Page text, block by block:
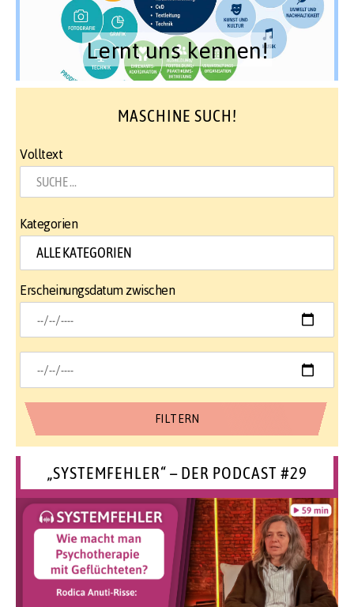
Lernt uns kennen!
MASCHINE SUCH!
Volltext
Kategorien
Erscheinungsdatum zwischen
„SYSTEMFEHLER“ – DER PODCAST #29